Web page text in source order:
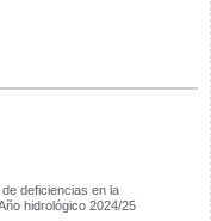
deficiencias en la
hidrológico 2024/25